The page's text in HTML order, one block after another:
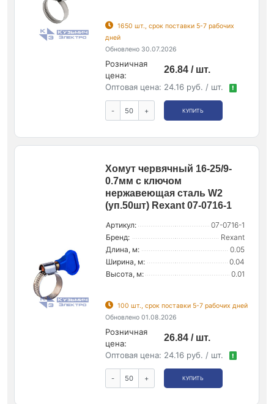
1650 шт., срок поставки 5-7 рабочих
дней
Обновлено 30.07.2026
Розничная
цена:
26.84 / шт.
Оптовая цена: 24.16 руб. / шт. !
- + КУПИТЬ
Хомут червячный 16-25/9-
0.7мм с ключом
нержавеющая сталь W2
(уп.50шт) Rexant 07-0716-1
Артикул:
07-0716-1
Бренд:
Rexant
Длина, м:
0.05
Ширина, м:
0.04
Высота, м:
0.01
100 шт., срок поставки 5-7 рабочих дней
Обновлено 01.08.2026
Розничная
цена:
26.84 / шт.
Оптовая цена: 24.16 руб. / шт. !
- + КУПИТЬ